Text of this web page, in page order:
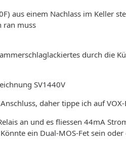
aus einem Nachlass im Keller
ran muss
durch die
SV1440V
daher tippe ich auf
an und es fliessen 44mA
ein Dual-MOS-Fet sein oder